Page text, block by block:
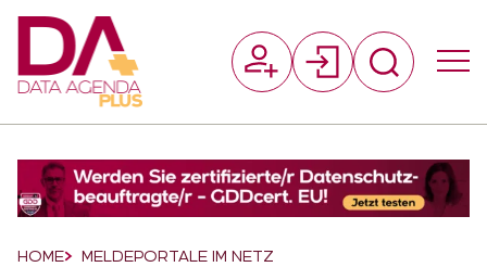
Breadcrumb-Navigation
HOME MELDEPORTALE IM NETZ